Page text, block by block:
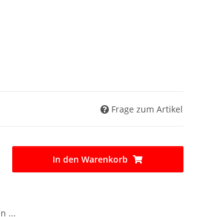
Frage zum Artikel
In den Warenkorb
...